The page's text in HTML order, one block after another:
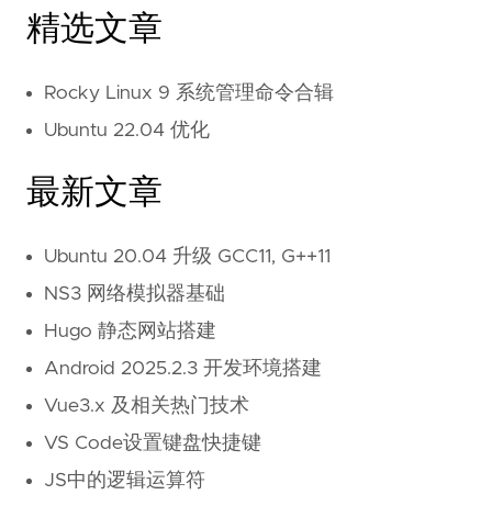
精选文章
Rocky Linux 9 系统管理命令合辑
Ubuntu 22.04 优化
最新文章
Ubuntu 20.04 升级 GCC11, G++11
NS3 网络模拟器基础
Hugo 静态网站搭建
Android 2025.2.3 开发环境搭建
Vue3.x 及相关热门技术
VS Code设置键盘快捷键
JS中的逻辑运算符